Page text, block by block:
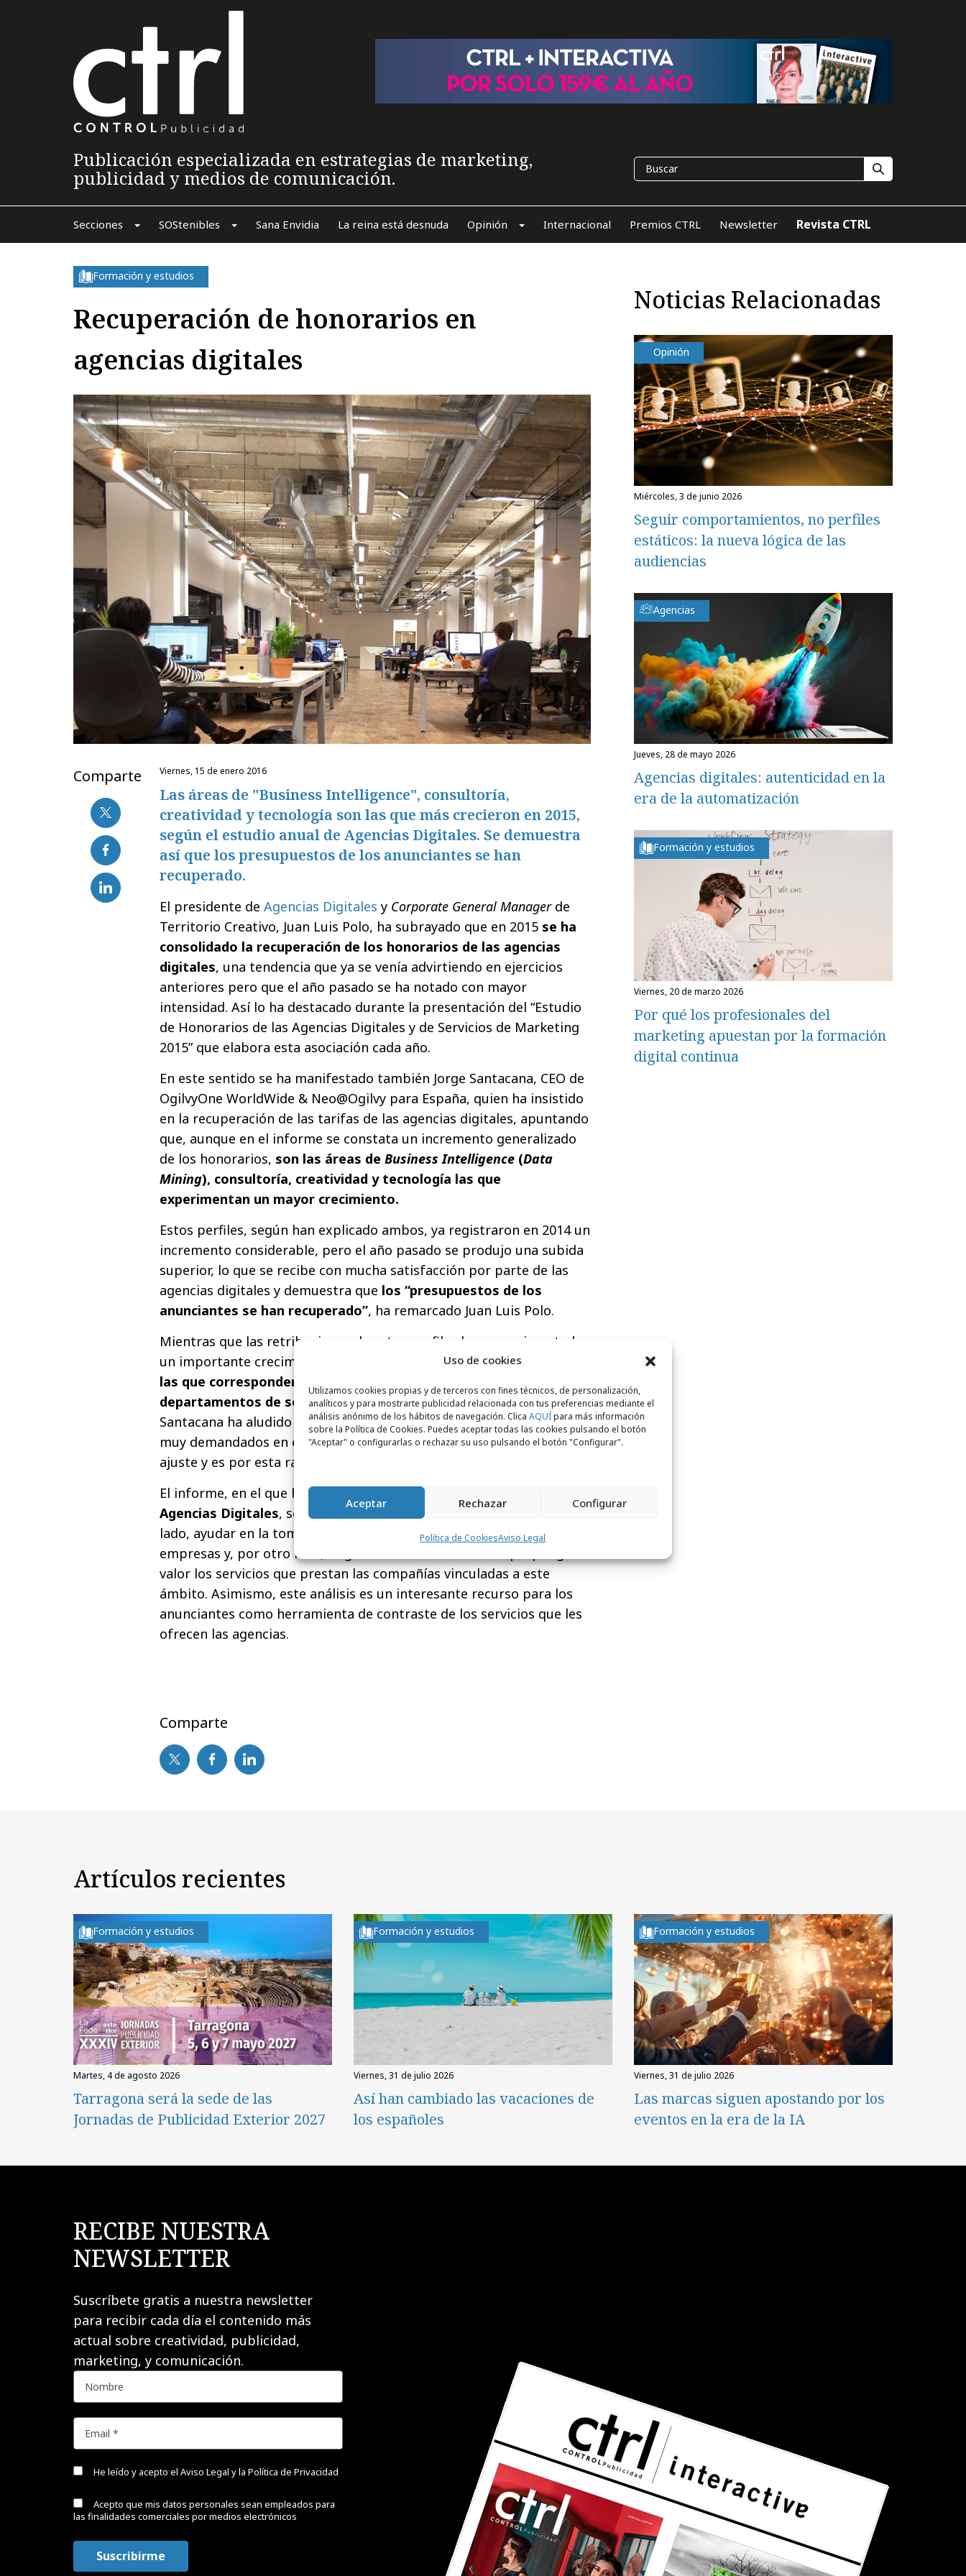
Uso de cookies
Utilizamos cookies propias y de terceros con fines técnicos, de personalización,
analíticos y para mostrarte publicidad relacionada con tus preferencias mediante el
análisis anónimo de los hábitos de navegación. Clica AQUÍpara más información
sobre la Política de Cookies. Puedes aceptar todas las cookies pulsando el botón
"Aceptar" o configurarlas o rechazar su uso pulsando el botón "Configurar".
Aceptar Rechazar Configurar
Política de CookiesAviso Legal
Publicación especializada en estrategias de marketing,
publicidad y medios de comunicación.
Secciones SOStenibles Sana Envidia La reina está desnuda Opinión Internacional Premios CTRL Newsletter Revista CTRL
Formación y estudios
Recuperación de honorarios en
agencias digitales
Comparte viernes, 15 de enero 2016
Las áreas de "Business Intelligence", consultoría,
creatividad y tecnología son las que más crecieron en 2015,
según el estudio anual de Agencias Digitales. Se demuestra
así que los presupuestos de los anunciantes se han
recuperado.
El presidente de Agencias Digitales y Corporate General Manager de
Territorio Creativo, Juan Luis Polo, ha subrayado que en 2015 se ha
consolidado la recuperación de los honorarios de las agencias
digitales, una tendencia que ya se venía advirtiendo en ejercicios
anteriores pero que el año pasado se ha notado con mayor
intensidad. Así lo ha destacado durante la presentación del “Estudio
de Honorarios de las Agencias Digitales y de Servicios de Marketing
2015” que elabora esta asociación cada año.
En este sentido se ha manifestado también Jorge Santacana, CEO de
OgilvyOne WorldWide & Neo@Ogilvy para España, quien ha insistido
en la recuperación de las tarifas de las agencias digitales, apuntando
que, aunque en el informe se constata un incremento generalizado
de los honorarios, son las áreas de Business Intelligence (Data
Mining), consultoría, creatividad y tecnología las que
experimentan un mayor crecimiento.
Estos perfiles, según han explicado ambos, ya registraron en 2014 un
incremento considerable, pero el año pasado se produjo una subida
superior, lo que se recibe con mucha satisfacción por parte de las
agencias digitales y demuestra que los “presupuestos de los
anunciantes se han recuperado”, ha remarcado Juan Luis Polo.
Mientras que las retribuciones de estos perfiles han experimentado
un importante crecimiento,
otras se han visto reducidas como son
las que corresponden a profesionales vinculados a los
departamentos de social media y de contenidos. Sobre este hecho,
Santacana ha aludido que, si bien hace unos años estos perfiles eran
muy demandados en el sector, en los últimos años han asistido a un
ajuste y es por esta razón por la que las tarifas han bajado.
El informe, en el que han participado las
44 agencias asociadas a
Agencias Digitales, se ha elaborado con un doble objetivo. Por un
lado, ayudar en la toma de decisiones en el seno interno de las
empresas y, por otro lado, erigirse en una herramienta que ponga en
valor los servicios que prestan las compañías vinculadas a este
ámbito. Asimismo, este análisis es un interesante recurso para los
anunciantes como herramienta de contraste de los servicios que les
ofrecen las agencias.
Comparte
Noticias Relacionadas
Opinión
miércoles, 3 de junio 2026
Seguir comportamientos, no perfiles
estáticos: la nueva lógica de las
audiencias
Agencias
jueves, 28 de mayo 2026
Agencias digitales: autenticidad en la
era de la automatización
Formación y estudios
viernes, 20 de marzo 2026
Por qué los profesionales del
marketing apuestan por la formación
digital continua
Artículos recientes
Formación y estudios
martes, 4 de agosto 2026
Tarragona será la sede de las
Jornadas de Publicidad Exterior 2027
Formación y estudios
viernes, 31 de julio 2026
Así han cambiado las vacaciones de
los españoles
Formación y estudios
viernes, 31 de julio 2026
Las marcas siguen apostando por los
eventos en la era de la IA
RECIBE NUESTRA
NEWSLETTER
Suscríbete gratis a nuestra newsletter
para recibir cada día el contenido más
actual sobre creatividad, publicidad,
marketing, y comunicación.
He leído y acepto el Aviso Legal y la Política de Privacidad
Acepto que mis datos personales sean empleados para
las finalidades comerciales por medios electrónicos